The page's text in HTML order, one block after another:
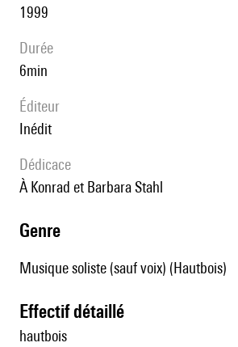
1999
durée
6min
éditeur
Inédit
Dédicace
à Konrad et Barbara Stahl
genre
Musique soliste (sauf voix) (Hautbois)
effectif détaillé
hautbois